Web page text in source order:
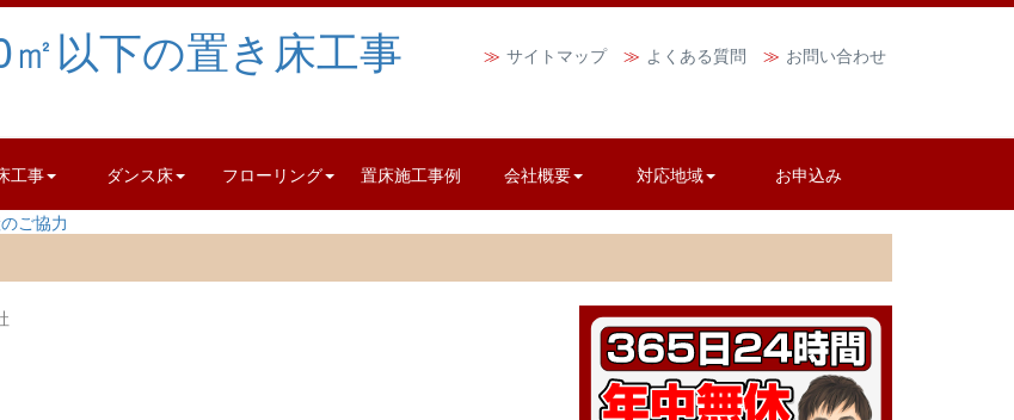
サイトマップ よくある質問 お問い合わせ
工事 ダンス床 フローリング 置床施工事例 会社概要 対応地域 お申込み